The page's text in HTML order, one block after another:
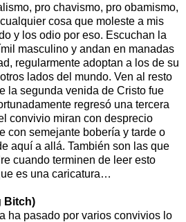
pro chavismo, pro obamismo,
cosa que moleste a mis
y los odio por eso. Escuchan la
masculino y andan en manadas
regularmente adoptan a los de su
lados del mundo. Ven al resto
la segunda venida de Cristo fue
regresó una tercera
convivio miran con desprecio
con semejante bobería y tarde o
aquí a allá. También son las que
cuando terminen de leer esto
es una caricatura…
Bitch)
ha pasado por varios convivios lo